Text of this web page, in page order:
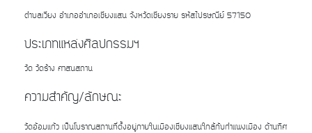
ตำบลเวียง อำเภออำเภอเชียงแสน จังหวัดเชียงราย รหัสไปรษณีย์ 57150
ประเภทแหล่งศิลปกรรมฯ
วัด วัดร้าง ศาสนสถาน
ความสำคัญ/ลักษณะ
วัดอ้อมแก้ว เป็นโบราณสถานที่ตั้งอยู่ภายในเมืองเชียงแสนใกล้กับกําแพงเมือง ด้านทิศ